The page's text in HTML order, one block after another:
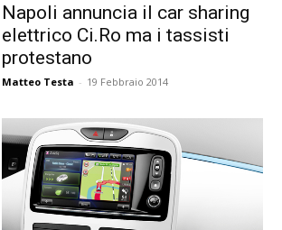
Napoli annuncia il car sharing
elettrico Ci.Ro ma i tassisti
protestano
Matteo Testa - 19 Febbraio 2014